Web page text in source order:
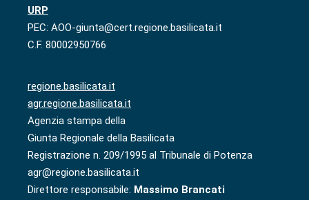
URP
PEC: AOO-giunta@cert.regione.basilicata.it
C.F. 80002950766
regione.basilicata.it
agr.regione.basilicata.it
Agenzia stampa della
Giunta Regionale della Basilicata
Registrazione n. 209/1995 al Tribunale di Potenza
agr@regione.basilicata.it
Direttore responsabile: Massimo Brancati